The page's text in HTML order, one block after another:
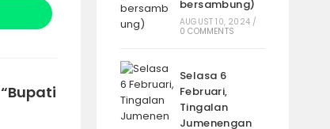
bersambung)
AUGUST 10, 2024 /
0 COMMENTS
Selasa 6
Februari,
Tingalan
Jumenengan